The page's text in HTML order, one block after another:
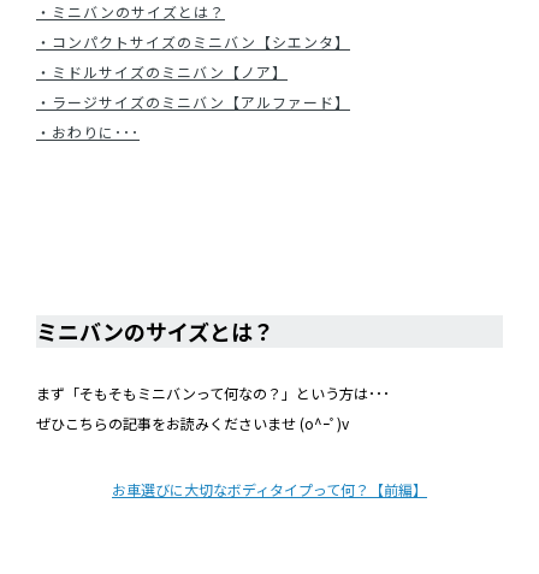
・ミニバンのサイズとは？
・コンパクトサイズのミニバン【シエンタ】
・ミドルサイズのミニバン【ノア】
・ラージサイズのミニバン【アルファード】
・おわりに･･･
ミニバンのサイズとは？
まず「そもそもミニバンって何なの？」という方は･･･
ぜひこちらの記事をお読みくださいませ (o^ｰﾟ)v
お車選びに大切なボディタイプって何？【前編】